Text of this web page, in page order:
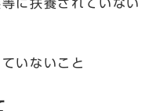
に扶養されていない
いないこと